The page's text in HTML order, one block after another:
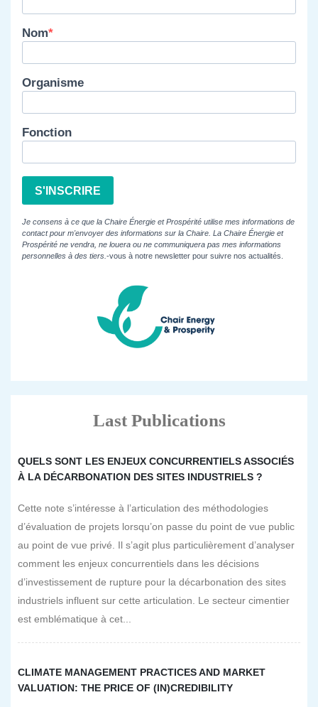
Nom
Organisme
Fonction
S'INSCRIRE
Je consens à ce que la Chaire Énergie et Prospérité utilise mes informations de
contact pour m'envoyer des informations sur la Chaire. La Chaire Énergie et
Prospérité ne vendra, ne louera ou ne communiquera pas mes informations
personnelles à des tiers. -vous à notre newsletter pour suivre nos actualités.
Last Publications
QUELS SONT LES ENJEUX CONCURRENTIELS ASSOCIÉS
À LA DÉCARBONATION DES SITES INDUSTRIELS ?
Cette note s’intéresse à l’articulation des méthodologies
d’évaluation de projets lorsqu’on passe du point de vue public
au point de vue privé. Il s’agit plus particulièrement d’analyser
comment les enjeux concurrentiels dans les décisions
d’investissement de rupture pour la décarbonation des sites
industriels influent sur cette articulation. Le secteur cimentier
est emblématique à cet...
CLIMATE MANAGEMENT PRACTICES AND MARKET
VALUATION: THE PRICE OF (IN)CREDIBILITY